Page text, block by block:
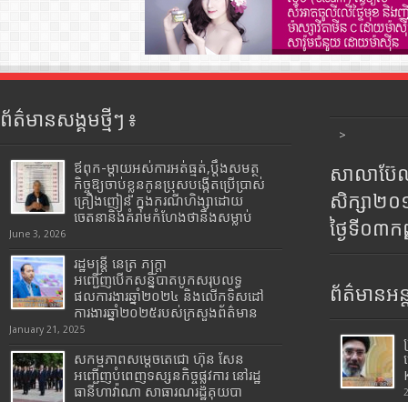
ព័ត៌មានសង្គមថ្មីៗ ៖
ឪពុក-ម្ដាយអស់ការអត់ធ្មត់,ប្ដឹងសមត្ថ
កិច្ចឱ្យចាប់ខ្លួនកូនប្រុសបង្កើតប្រើប្រាស់
គ្រឿងញៀន ក្នុងករណីហិង្សាដោយ
ចេតនានិងគំរាមកំហែងថានឹងសម្លាប់
June 3, 2026
រដ្ឋមន្រ្តី​ នេត្រ​ ភក្ត្រា​
អញ្ជើញបើកសន្និបាតបូកសរុបលទ្ធ
ផលការងារឆ្នាំ២០២៤ និងលើកទិសដៅ
ការងារឆ្នាំ២០២៥របស់​ក្រសួង​ព័ត៌មាន​
January 21, 2025
សកម្មភាពសម្តេចតេជោ ហ៊ុន សែន
អញ្ជើញបំពេញទស្សនកិច្ចផ្លូវការ នៅរដ្ឋ
ធានីហាវ៉ាណា សាធារណរដ្ឋគុយបា
>
សាលាប៊ែ
សិក្សា២
ថ្ងៃទី០៣
ព័ត៌មានអន្